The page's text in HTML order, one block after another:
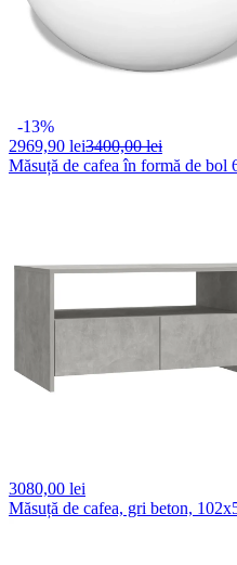
-13%
2969,90 lei3400,00 lei
Măsuță de cafea în formă de
3080,00 lei
Măsuță de cafea, gri beton,